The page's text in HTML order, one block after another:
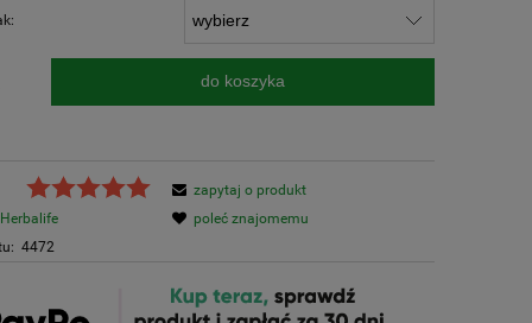
do koszyka
Herbalife
4472
zapytaj o produkt
poleć znajomemu